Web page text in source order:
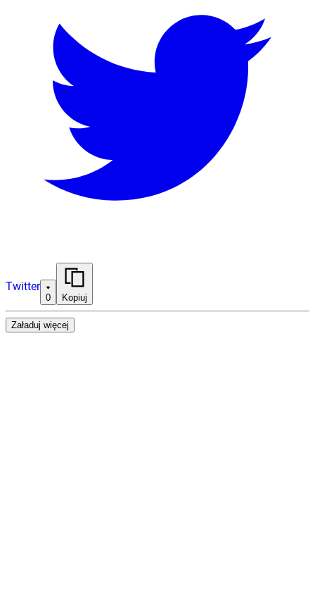
Twitter
0 Kopiuj
Załaduj więcej